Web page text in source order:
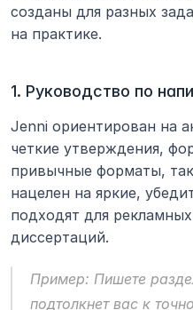
созданы для разных
на практике.
1. Руководство по
Jenni ориентирован на
четкие утверждения,
привычные форматы,
нацелен на яркие,
подходят для
диссертаций.
Пример: Пишете
подтолкнет вас к